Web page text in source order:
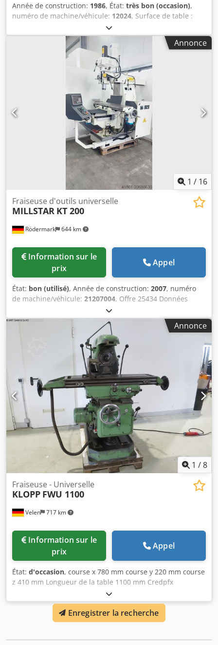
Année de construction: 1986, État: très bon (occasion),
numéro de machine/véhicule: 12024, Surface de table :
290 x 1250 mm Course de la table en axe X : 800 mm Codsf
Tc R Uspfx Aiysrf Course de la table en axe Y : 360 mm
Course de la table en axe Z : 450 mm Angle d’inclinaison
de la tête de fraisage : 90/45 ° Montage de la broche : ISA
40 Vitesses de broche : 56 - 4500 tr/min Course du
mandrin : 125 mm Avances du mandrin : 0,035 ; 0,14 ; 0,7
mm/min Puissance du moteur de la broche : 1,8/2,4 kW
Encombrement : 2000 x 1900 x 2300 mm Poids : 1700 kg
Annonce
1 / 16
Rödermark 644 km
Fraiseuse d'outils universelle
MILLSTAR KT 200
prix
Appel
État: bon (utilisé), Année de construction: 2007, numéro
de machine/véhicule: 21207004, Offre 25434 Données
techniques : - Course des axes - X (longitudinal) / Y
(transversal) / Z (vertical) : 750 / 380 / 380 mm - Dimensions
de la table : 1300 x 300 mm - Porte-outil : ISO 40 - Avance
automatique de la broche - Course de la broche - Dispositif
de taraudage : 140 mm - Distance broche verticale – table :
20 - 540 mm - Vitesses de broche : 80 - 3800 tr/min -
Avances axes X – Y et Z - Avance rapide : 1400 mm/min -
Tête de fraisage verticale inclinable de 45° à gauche et à
droite - Bras supérieur pivotant : 360° Crsdpsx Dl Hhjfx
Aiyof - Système de refroidissement - Entraînement : 400 V /
5,0 kW - Encombrement : env. L 2000 x H 2500 x P 2100 mm
- Poids : env. 2200 kg - Établi séparé / armoire à outils avec
divers accessoires
Annonce
1 /8
Velen 717 km
Fraiseuse - Universelle
KLOPP FWU 1100
prix
Appel
État: d'occasion, course x 780 mm course y 220 mm course
z 410 mm Longueur de la table 1100 mm Credpfx
Asupxxneiyef Largeur de la table 270 mm Vitesses de
rotation de la broche 40 - 960 tr/min Logement de broche
SK 40 Puissance totale requise kW Poids de la machine
env. 1,7 t Encombrement env. 1,8 x 1,6 x 1,8 m Fraiseuse
Enregistrer la recherche